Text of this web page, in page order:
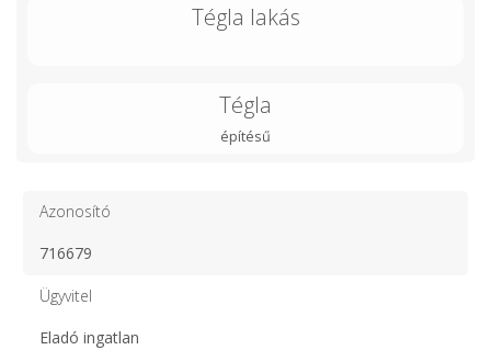
Tégla lakás
Tégla
építésű
Azonosító
716679
Ügyvitel
Eladó ingatlan